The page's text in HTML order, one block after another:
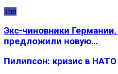
Топ
Экс-чиновники
предложили новую…
Пилипсон: кризис в